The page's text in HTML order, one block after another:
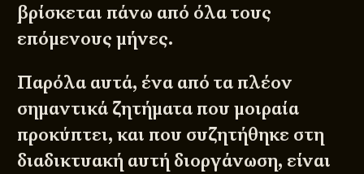
βρίσκεται πάνω από όλα τους
επόμενους μήνες.
Παρόλα αυτά, ένα από τα πλέον
σημαντικά ζητήματα που μοιραία
προκύπτει, και που συζητήθηκε στη
διαδικτυακή αυτή διοργάνωση, είναι